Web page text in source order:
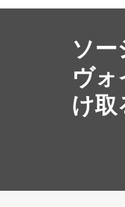
ソー
ヴォ
け取